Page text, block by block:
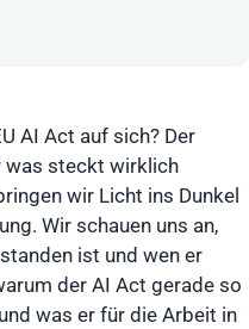
AI Act auf sich? Der
was steckt wirklich
wir Licht ins Dunkel
Wir schauen uns an,
ist und wen er
der AI Act gerade so
was er für die Arbeit in